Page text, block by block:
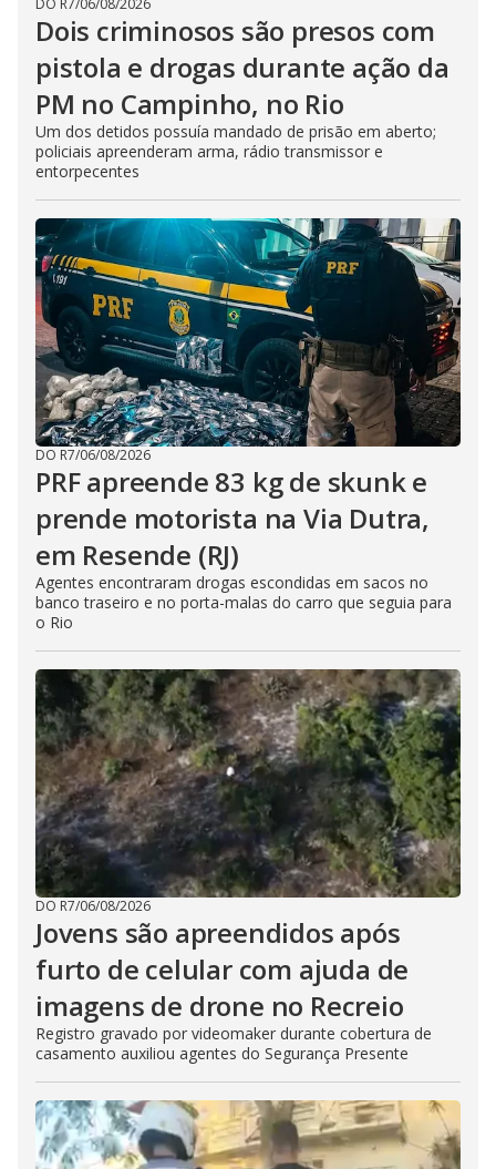
DO R7/06/08/2026
Dois criminosos são presos com
pistola e drogas durante ação da
PM no Campinho, no Rio
Um dos detidos possuía mandado de prisão em aberto;
policiais apreenderam arma, rádio transmissor e
entorpecentes
DO R7/06/08/2026
PRF apreende 83 kg de skunk e
prende motorista na Via Dutra,
em Resende (RJ)
Agentes encontraram drogas escondidas em sacos no
banco traseiro e no porta-malas do carro que seguia para
o Rio
DO R7/06/08/2026
Jovens são apreendidos após
furto de celular com ajuda de
imagens de drone no Recreio
Registro gravado por videomaker durante cobertura de
casamento auxiliou agentes do Segurança Presente